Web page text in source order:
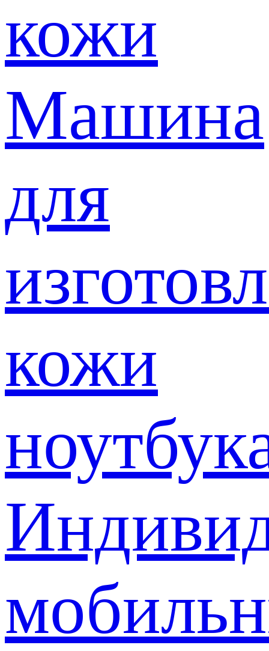
кожи
Машина
для
кожи